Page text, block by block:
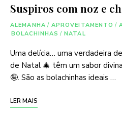
Suspiros com noz e
ALEMANHA / APROVEITAMENTO /
BOLACHINHAS / NATAL
Uma delícia… uma verdadeira
de Natal 🎄 têm um sabor
🤪. São as bolachinhas ideais …
LER MAIS